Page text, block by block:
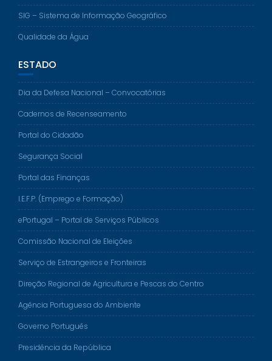
SIG – Sistema de Informação Geográfico
Qualidade da Água
ESTADO
Dia da Defesa Nacional – Convocatórias
Cadernos de Recenseamento
Portal do Cidadão
Segurança Social
Portal das Finanças
I.E.F.P. (Emprego e Formação)
ePortugal – Portal de Serviços Públicos
Comissão Nacional de Eleições
Serviço de Estrangeiros e Fronteiras
Direção Regional de Agricultura e Pescas do Centro
Agência Portuguesa do Ambiente
Governo Português
Presidência da República